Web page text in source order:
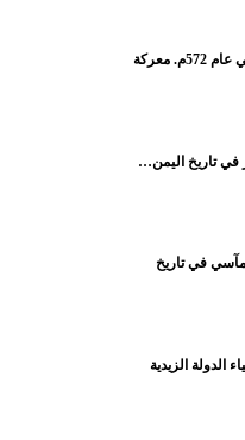
تحرير اليمن من الاحتلال الحبشي عام 572م. معركة
في تاريخ
الدولة الزيدية